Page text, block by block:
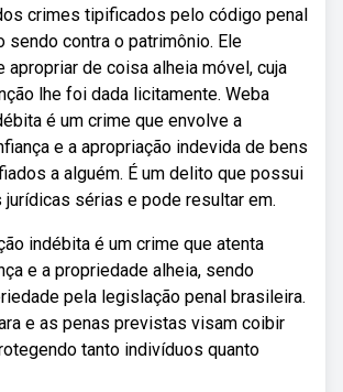
crimes tipificados pelo código penal
sendo contra o patrimônio. Ele
de coisa alheia móvel, cuja
lhe foi dada licitamente. Weba
é um crime que envolve a
e a apropriação indevida de bens
a alguém. É um delito que possui
jurídicas sérias e pode resultar em.
indébita é um crime que atenta
e a propriedade alheia, sendo
pela legislação penal brasileira.
e as penas previstas visam coibir
tanto indivíduos quanto